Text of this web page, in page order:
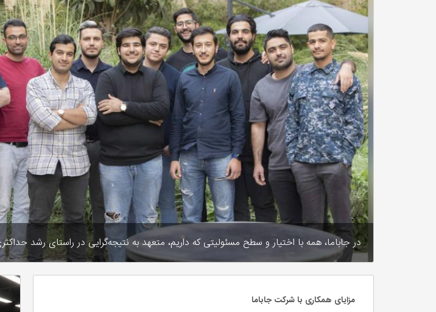
در جاباما، همه با اختیار و سطح مسئولیتی که داریم، متعهد به نتیجه‌گرایی در راستای رشد
مزایای همکاری با شرکت جاباما